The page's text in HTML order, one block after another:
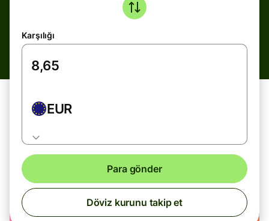
Karşılığı
EUR
Para gönder
Döviz kurunu takip et